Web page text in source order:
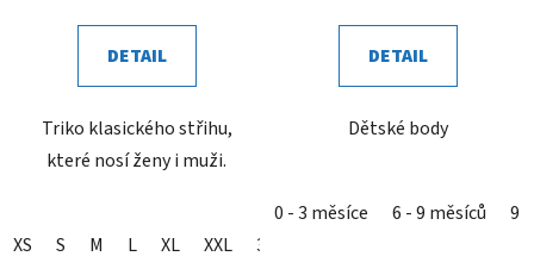
DETAIL
Triko klasického střihu,
které nosí ženy i muži.
XS S M L XL XXL 3XL
DETAIL
Dětské body
0 - 3 měsíce 6 - 9 měsíců 9